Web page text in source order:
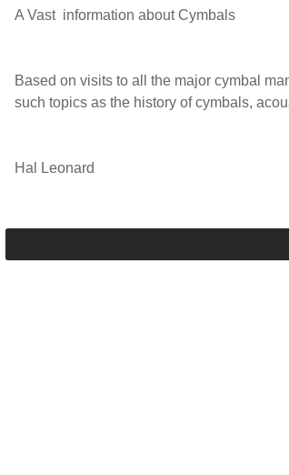
A Vast information about Cymbals
Based on visits to all the major cymbal
such topics as the history of cymbals,
Hal Leonard